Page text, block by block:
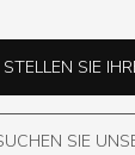
STELLEN SIE
SIE